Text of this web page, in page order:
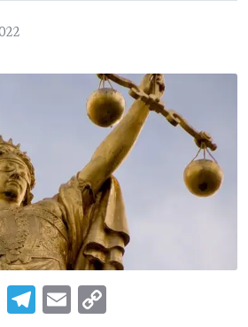
X Telegram
Email